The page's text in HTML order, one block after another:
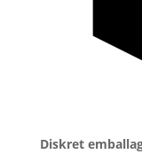
Diskret